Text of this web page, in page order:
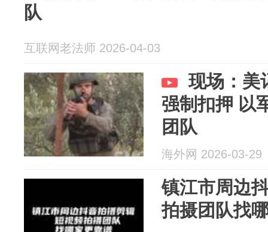
队
互联网老法师 2026-04-03
现场：美
强制扣押 以
团队
海外网 2026-03-29
镇江市周边
拍摄团队找